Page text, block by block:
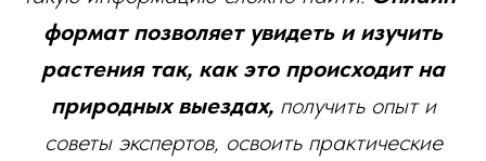
формат позволяет увидеть и изучить
растения так, как это происходит на
природных выездах,получить опыт и
советы экспертов, освоить практические